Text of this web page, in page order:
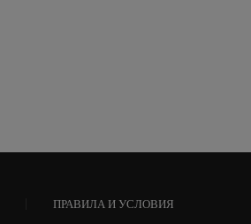
ПРАВИЛА И УСЛОВИЯ